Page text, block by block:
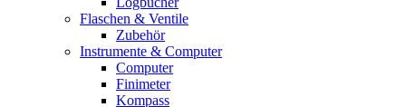
Flaschen & Ventile
Zubehör
Instrumente & Computer
Computer
Finimeter
Kompass